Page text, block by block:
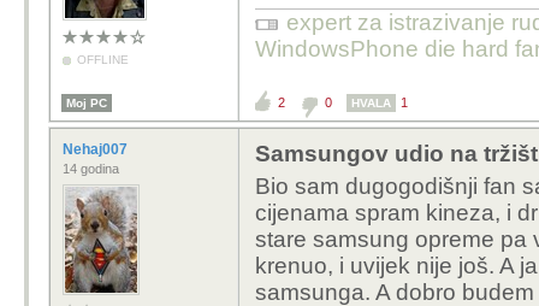
OFFLINE
expert za istrazivanje
WindowsPhone die hard
Moj PC 2 0 HVALA 1
Nehaj007
14 godina
Samsungov udio na
Bio sam dugogodišnji fan
cijenama spram kineza, i
stare samsung opreme pa
krenuo, i uvijek nije još. A
samsunga. A dobro